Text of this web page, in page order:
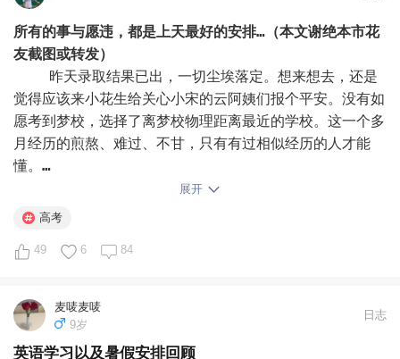
听完之后，他先理解王虹的想法，再引导她一步步梳理。愿
意花时间听学生讲完一个不成熟的想法，这本身就是一种信
任。
我从来没有奢求过像我们这种普通家庭出生，普通相貌普通
情商的小孩会在你们未来20年左右的求学生涯，会有一个
老师让你们觉得真正体验过被支持、被允许、被看见的感
觉。
但是，我希望我自己可以做到。
被妈妈兜住的，你们遇到困难的时候有妈妈愿意陪你一起面
对，而不是等你们搞砸了再来追责。
所有的事与愿违，都是上天最好的安排…（本文谢绝本市花
友截图或转发）
    昨天录取结果已出，一切尘埃落定。想来想去，还是
觉得应该来小花生给关心小宋的云阿姨们报个平安。没有如
愿考到梦校，选择了离梦校物理距离最近的学校。这一个多
月经历的煎熬、难过、不甘，只有有过相似经历的人才能
懂。
    小宋高中最拉跨的成绩留在了高考，尤其是数学。不
得不说，高考对于小宋这样的“次顶级”选手，还是非常考
没有很紧张或者心态崩啥的。但最终的结果事与愿违，没办
是命运的安排。
    今年理综新疆是最后一年老高考，没有赋分，和西藏
同考一份卷子，出奇的简单，简单到很多人考出来都不敢相
展开
高考
49 6 84
麦唛麦唛
9岁
日志
英语学习以及暑假安排回顾